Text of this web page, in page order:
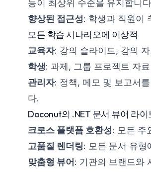
능이 최상위 수준을 유지합니
향상된 접근성: 학생과 직원이
모든 학습 시나리오에 이상적
교육자: 강의 슬라이드, 강의
학생: 과제, 그룹 프로젝트 자
관리자: 정책, 메모 및 보고서
다.
Doconut의 .NET 문서 뷰어 라
크로스 플랫폼 호환성: 모든 주
고품질 렌더링: 모든 문서 유형
맞춤형 뷰어 : 기관의 브랜드와